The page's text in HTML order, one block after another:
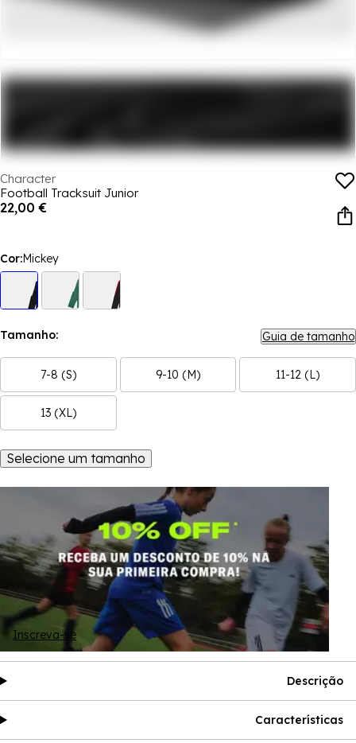
Character
Football Tracksuit Junior
22,00 €
Cor:Mickey
Tamanho: Guia de tamanho
7-8 (S) 9-10 (M) 11-12 (L)
13 (XL)
Selecione um tamanho
Inscreva-se
Descrição
Características